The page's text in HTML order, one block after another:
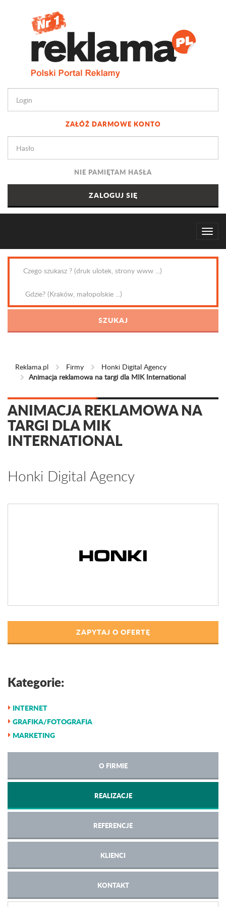
ZAŁÓŻ DARMOWE KONTO
NIE PAMIĘTAM HASŁA
Reklama.pl Firmy
Honki Digital Agency
Animacja reklamowa na targi dla MIK International
ANIMACJA REKLAMOWA NA
TARGI DLA MIK
INTERNATIONAL
Honki Digital Agency
ZAPYTAJ O OFERTĘ
Kategorie:
INTERNET
GRAFIKA/FOTOGRAFIA
MARKETING
O FIRMIE
REALIZACJE
REFERENCJE
KLIENCI
KONTAKT